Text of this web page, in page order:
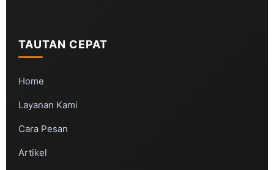
TAUTAN CEPAT
Home
Layanan Kami
Cara Pesan
Artikel